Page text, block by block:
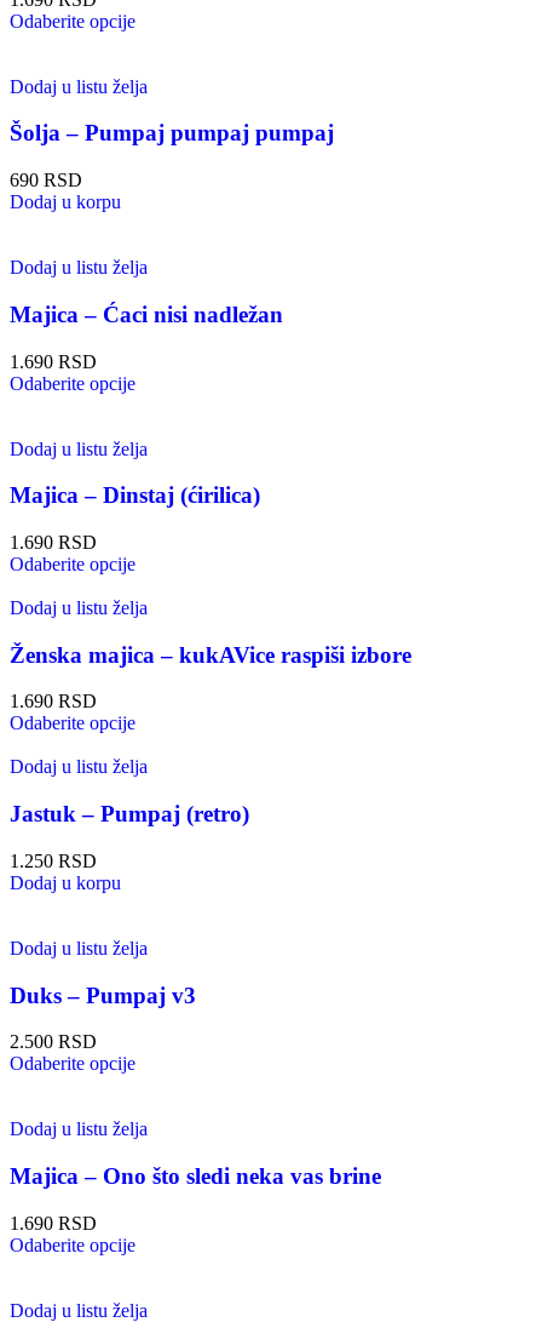
Odaberite opcije
Dodaj u listu želja
Šolja – Pumpaj pumpaj pumpaj
690 RSD
Dodaj u korpu
Dodaj u listu želja
Majica – Ćaci nisi nadležan
1.690 RSD
Odaberite opcije
Dodaj u listu želja
Majica – Dinstaj (ćirilica)
1.690 RSD
Odaberite opcije
Dodaj u listu želja
Ženska majica – kukAVice raspiši izbore
1.690 RSD
Odaberite opcije
Dodaj u listu želja
Jastuk – Pumpaj (retro)
1.250 RSD
Dodaj u korpu
Dodaj u listu želja
Duks – Pumpaj v3
2.500 RSD
Odaberite opcije
Dodaj u listu želja
Majica – Ono što sledi neka vas brine
1.690 RSD
Odaberite opcije
Dodaj u listu želja